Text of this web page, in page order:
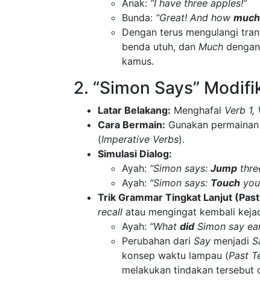
Anak: “I have three apples!”
Bunda: “Great! And how much
Dengan terus mengulangi
benda utuh, dan Much
kamus.
2. “Simon Says”
Latar Belakang: Menghafal Verb 1,
Cara Bermain: Gunakan
(Imperative Verbs).
Simulasi Dialog:
Ayah: “Simon says: Jump
Ayah: “Simon says: Touch
Trik Grammar Tingkat Lanjut
recall atau mengingat kembali
Ayah: “What didSimon say
Perubahan dari Say menjadi
konsep waktu lampau (Past
melakukan tindakan tersebut